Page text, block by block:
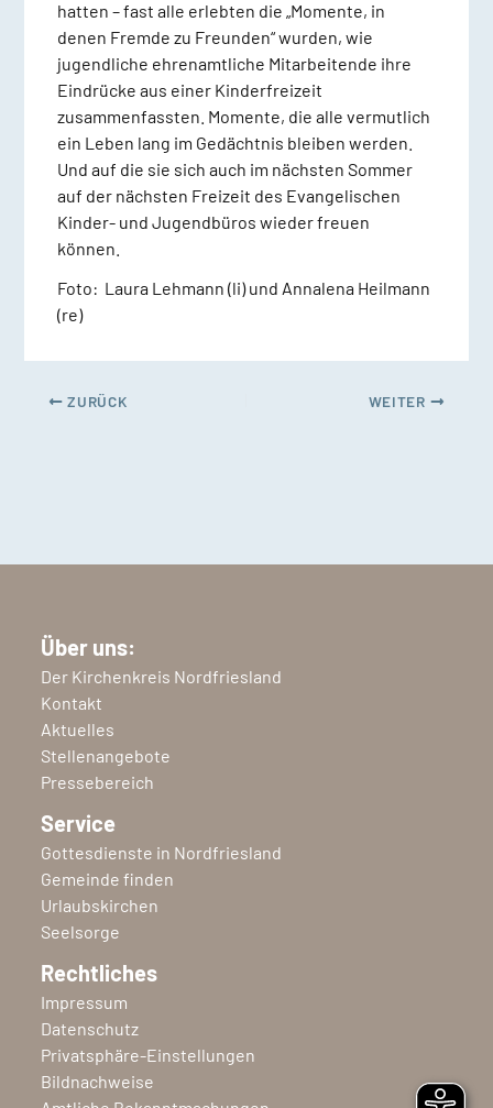
hatten – fast alle erlebten die „Momente, in
denen Fremde zu Freunden“ wurden, wie
jugendliche ehrenamtliche Mitarbeitende ihre
Eindrücke aus einer Kinderfreizeit
zusammenfassten. Momente, die alle vermutlich
ein Leben lang im Gedächtnis bleiben werden.
Und auf die sie sich auch im nächsten Sommer
auf der nächsten Freizeit des Evangelischen
Kinder- und Jugendbüros wieder freuen
können.
Foto: Laura Lehmann (li) und Annalena Heilmann
(re)
ZURÜCK WEITER
Über uns:
Der Kirchenkreis Nordfriesland
Kontakt
Aktuelles
Stellenangebote
Pressebereich
Service
Gottesdienste in Nordfriesland
Gemeinde finden
Urlaubskirchen
Seelsorge
Rechtliches
Impressum
Datenschutz
Privatsphäre-Einstellungen
Bildnachweise